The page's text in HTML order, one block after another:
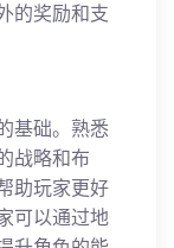
的奖励和支
基础。熟悉
战略和布
助玩家更好
可以通过地